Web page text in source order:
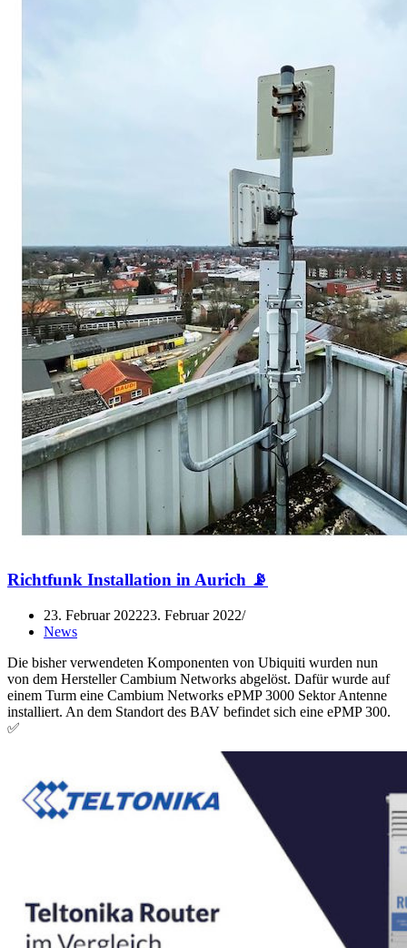
Richtfunk Installation in Aurich 📡
23. Februar 202223. Februar 2022
News
Die bisher verwendeten Komponenten von Ubiquiti wurden nun
von dem Hersteller Cambium Networks abgelöst. Dafür wurde auf
einem Turm eine Cambium Networks ePMP 3000 Sektor Antenne
installiert. An dem Standort des BAV befindet sich eine ePMP 300.
✅